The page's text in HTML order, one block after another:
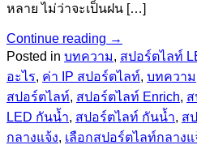
หลาย ไม่ว่าจะเป็นฝน […]
Continue reading →
Posted in บทความ, สปอร์ตไลท์
อะไร, ค่า IP สปอร์ตไลท์, บทความ
สปอร์ตไลท์, สปอร์ตไลท์ Enrich, ส
LED กันน้ำ, สปอร์ตไลท์ กันน้ำ, ส
กลางแจ้ง, เลือกสปอร์ตไลท์กลางแ